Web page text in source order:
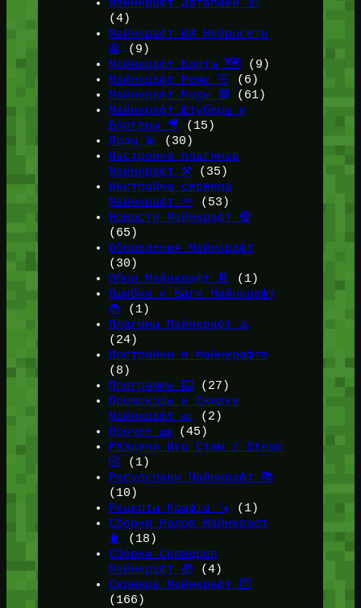
Майнкрафт Датапаки 📦
(4)
Майнкрафт ИИ Нейросети
🤖
(9)
Майнкрафт Карты 🗺️(9)
Майнкрафт Мемы 🤣 (6)
Майнкрафт Моды 🟩 (61)
Майнкрафт Ютуберы и
Блогеры 🎥
(15)
Моды 💫
(30)
Настройка плагинов
Майнкрафт ⚒️(35)
Настройка сервера
Майнкрафт 🔦 (53)
Новости Майнкрафт 🔴
(65)
Обновления Майнкрафт
(30)
Обои Майнкрафт 📔
(1)
Ошибки и Баги Майнкрафт
🐞(1)
Плагины Майнкрафт ♨️
(24)
Постройки в Майнкрафте
(8)
Программы ⌨️(27)
Промокоды и Скидки
Майнкрафт 🎫
(2)
Прочее 🧱 (45)
Раздачи Игр Стим / Steam
🎲 (1)
Ресурспаки Майнкрафт 📚
(10)
Рецепты Крафта 🪚 (1)
Сборки Модов Майнкрафт
🧳
(18)
Сборки Серверов
Майнкрафт 🎁 (4)
Сервера Майнкрафт 🛜
(166)